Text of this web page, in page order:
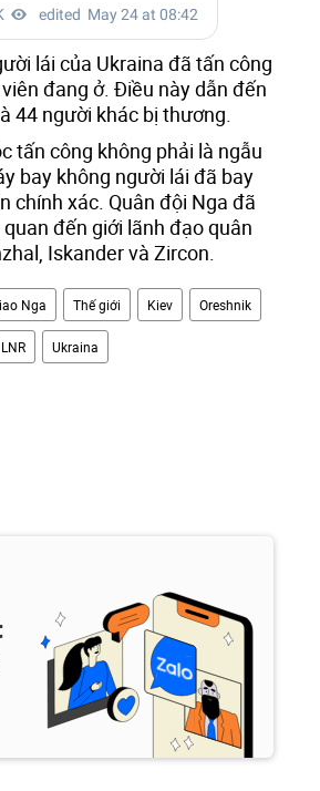
lái của Ukraina đã tấn công
đang ở. Điều này dẫn đến
44 người khác bị thương.
tấn công không phải là ngẫu
bay không người lái đã bay
chính xác. Quân đội Nga đã
đến giới lãnh đạo quân
Iskander và Zircon.
Nga Thế giới Kiev Oreshnik
LNR Ukraina